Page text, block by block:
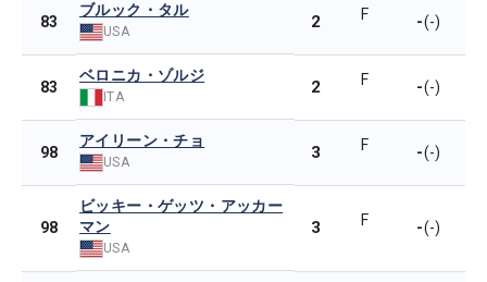
83
ブルック・タル
USA 2 F -(-)
83
ベロニカ・ゾルジ
ITA 2 F -(-)
98
アイリーン・チョ
USA 3 F -(-)
98
ビッキー・ゲッツ・アッカー
マン
USA
3 F -(-)